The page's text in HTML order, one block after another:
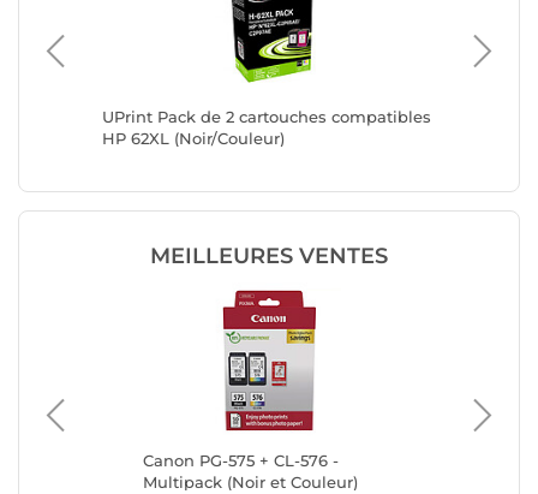
UPrint Pack de 2 cartouches compatibles
HP 62XL (Noir/Couleur)
MEILLEURES VENTES
Canon PG-575 + CL-576 -
Multipack (Noir et Couleur)